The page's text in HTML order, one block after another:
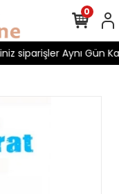
siparişler Aynı Gün
0